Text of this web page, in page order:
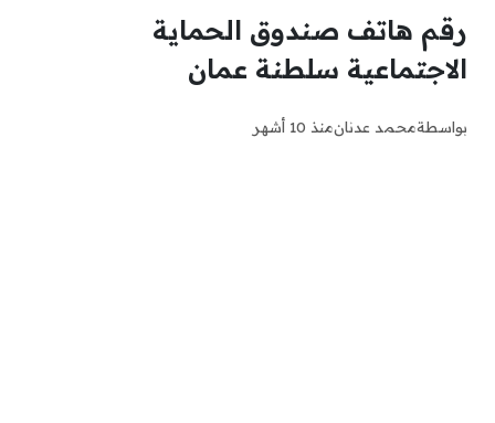
رقم هاتف صندوق الحماية
الاجتماعية سلطنة عمان
بواسطةمحمد عدنانمنذ 10 أشهر